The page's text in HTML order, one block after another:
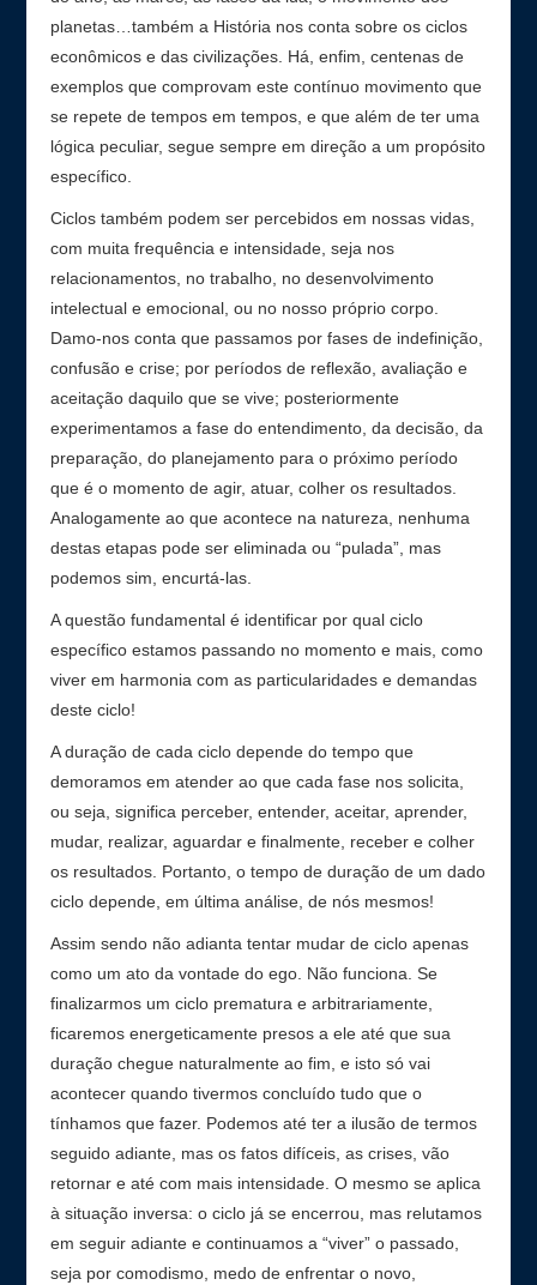
planetas…também a História nos conta sobre os ciclos
econômicos e das civilizações. Há, enfim, centenas de
exemplos que comprovam este contínuo movimento que
se repete de tempos em tempos, e que além de ter uma
lógica peculiar, segue sempre em direção a um propósito
específico.
Ciclos também podem ser percebidos em nossas vidas,
com muita frequência e intensidade, seja nos
relacionamentos, no trabalho, no desenvolvimento
intelectual e emocional, ou no nosso próprio corpo.
Damo-nos conta que passamos por fases de indefinição,
confusão e crise; por períodos de reflexão, avaliação e
aceitação daquilo que se vive; posteriormente
experimentamos a fase do entendimento, da decisão, da
preparação, do planejamento para o próximo período
que é o momento de agir, atuar, colher os resultados.
Analogamente ao que acontece na natureza, nenhuma
destas etapas pode ser eliminada ou “pulada”, mas
podemos sim, encurtá-las.
A questão fundamental é identificar por qual ciclo
específico estamos passando no momento e mais, como
viver em harmonia com as particularidades e demandas
deste ciclo!
A duração de cada ciclo depende do tempo que
demoramos em atender ao que cada fase nos solicita,
ou seja, significa perceber, entender, aceitar, aprender,
mudar, realizar, aguardar e finalmente, receber e colher
os resultados. Portanto, o tempo de duração de um dado
ciclo depende, em última análise, de nós mesmos!
Assim sendo não adianta tentar mudar de ciclo apenas
como um ato da vontade do ego. Não funciona. Se
finalizarmos um ciclo prematura e arbitrariamente,
ficaremos energeticamente presos a ele até que sua
duração chegue naturalmente ao fim, e isto só vai
acontecer quando tivermos concluído tudo que o
tínhamos que fazer. Podemos até ter a ilusão de termos
seguido adiante, mas os fatos difíceis, as crises, vão
retornar e até com mais intensidade. O mesmo se aplica
à situação inversa: o ciclo já se encerrou, mas relutamos
em seguir adiante e continuamos a “viver” o passado,
seja por comodismo, medo de enfrentar o novo,